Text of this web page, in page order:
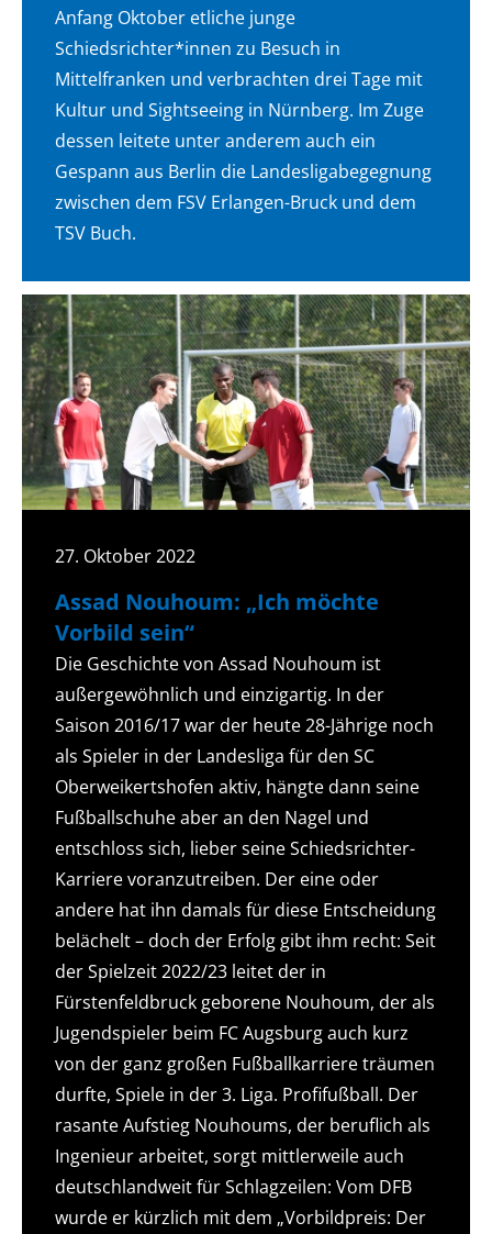
Anfang Oktober etliche junge
Schiedsrichter*innen zu Besuch in
Mittelfranken und verbrachten drei Tage mit
Kultur und Sightseeing in Nürnberg. Im Zuge
dessen leitete unter anderem auch ein
Gespann aus Berlin die Landesligabegegnung
zwischen dem FSV Erlangen-Bruck und dem
TSV Buch.
27. Oktober 2022
Assad Nouhoum: „Ich möchte
Vorbild sein“
Die Geschichte von Assad Nouhoum ist
außergewöhnlich und einzigartig. In der
Saison 2016/17 war der heute 28-Jährige noch
als Spieler in der Landesliga für den SC
Oberweikertshofen aktiv, hängte dann seine
Fußballschuhe aber an den Nagel und
entschloss sich, lieber seine Schiedsrichter-
Karriere voranzutreiben. Der eine oder
andere hat ihn damals für diese Entscheidung
belächelt – doch der Erfolg gibt ihm recht: Seit
der Spielzeit 2022/23 leitet der in
Fürstenfeldbruck geborene Nouhoum, der als
Jugendspieler beim FC Augsburg auch kurz
von der ganz großen Fußballkarriere träumen
durfte, Spiele in der 3. Liga. Profifußball. Der
rasante Aufstieg Nouhoums, der beruflich als
Ingenieur arbeitet, sorgt mittlerweile auch
deutschlandweit für Schlagzeilen: Vom DFB
wurde er kürzlich mit dem „Vorbildpreis: Der